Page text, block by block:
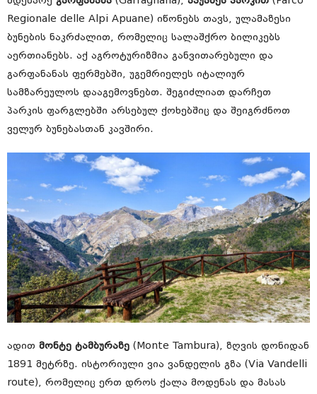
Regionale delle Alpi Apuane) იწონებს თავს, ულამაზესი
ბუნების ნაკრძალით, რომელიც სალაშქრო ბილიკებს
აერთიანებს. აქ აგროტურიზმია განვითარებული და
გარფანანას ფერმებში, უგემრიელეს იტალიურ
სამზარეულოს დააგემოვნებთ. შეგიძლიათ დარჩეთ
პარკის ფარგლებში არსებულ ქოხებშიც და შეიგრძნოთ
ველურ ბუნებასთან კავშირი.
ადით მონტე ტამბურაზე (Monte Tambura), ზღვის დონიდან
1891 მეტრზე. ისტორიული ვია ვანდელის გზა (Via Vandelli
route), რომელიც ერთ დროს ქალა მოდენას და მასას